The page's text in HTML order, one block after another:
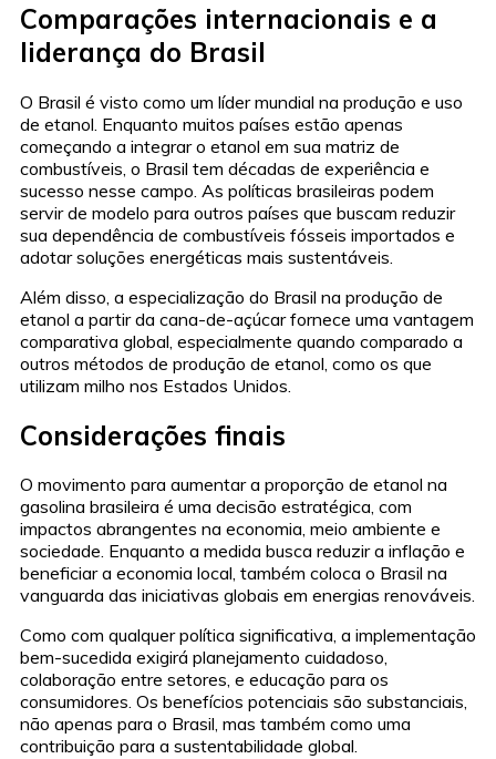
Comparações internacionais e a
liderança do Brasil
O Brasil é visto como um líder mundial na produção e uso
de etanol. Enquanto muitos países estão apenas
começando a integrar o etanol em sua matriz de
combustíveis, o Brasil tem décadas de experiência e
sucesso nesse campo. As políticas brasileiras podem
servir de modelo para outros países que buscam reduzir
sua dependência de combustíveis fósseis importados e
adotar soluções energéticas mais sustentáveis.
Além disso, a especialização do Brasil na produção de
etanol a partir da cana-de-açúcar fornece uma vantagem
comparativa global, especialmente quando comparado a
outros métodos de produção de etanol, como os que
utilizam milho nos Estados Unidos.
Considerações finais
O movimento para aumentar a proporção de etanol na
gasolina brasileira é uma decisão estratégica, com
impactos abrangentes na economia, meio ambiente e
sociedade. Enquanto a medida busca reduzir a inflação e
beneficiar a economia local, também coloca o Brasil na
vanguarda das iniciativas globais em energias renováveis.
Como com qualquer política significativa, a implementação
bem-sucedida exigirá planejamento cuidadoso,
colaboração entre setores, e educação para os
consumidores. Os benefícios potenciais são substanciais,
não apenas para o Brasil, mas também como uma
contribuição para a sustentabilidade global.